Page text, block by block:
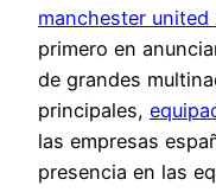
manchester united
primero en
de grandes
principales,
las empresas
presencia en las